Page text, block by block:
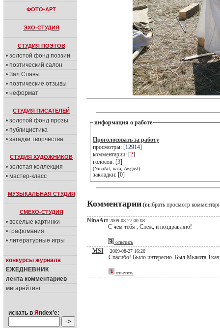
ФОТО-АРТ
ЭХО-СТУДИЯ
СТУДИЯ ПОЭТОВ
• золотой фонд поэзии
• поэтический салон
• Зал Славы
• поэтические отзывы
• неформат
СТУДИЯ ПИСАТЕЛЕЙ
• золотой фонд прозы
• публицистика
• загадки творчества
СТУДИЯ ХУДОЖНИКОВ
• золотая коллекция
• мастер-класс
МУЗЫКАЛЬНАЯ СТУДИЯ
СМЕХО-СТУДИЯ
• веселые картинки
• графомания
• литературные игры
конкурсы журнала
ЕЖЕДНЕВНИК
лента комментариев
мегарейтинг
искать в Я ndex'е:
информация о работе
Проголосовать за работу
просмотры: [12914]
комментарии: [2]
голосов: [3]
(NinaArt, nata, Awgust)
закладки: [0]
Комментарии (выбрать просмотр
NinaArt 2009-08-27 00:08
С чем тебя , Снеж, и поздравляю!
ответить
MSI 2009-08-27 16:20
Спасибо! Было интересно. Был Мыкота
ответить